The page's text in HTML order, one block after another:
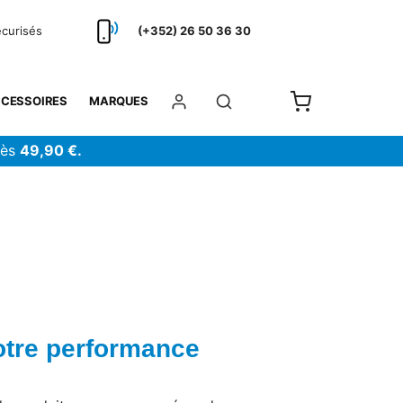
(+352) 26 50 36 30
MARQUES
49,90 €.
performance